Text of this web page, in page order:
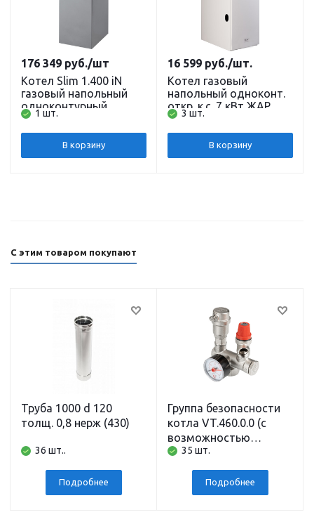
Котел Slim 1.400 iN
газовый напольный
одноконтурный
открытая камера
сгорания без
стабилизатора тяги 40
кВт Baxi
1 шт.
176 349 руб./шт
В корзину
Котел газовый
напольный одноконт.
откр. к.с. 7 кВт ЖАР
compact КОВ-7 СВПС
(TGV) Сигнал
3 шт.
16 599 руб./шт.
В корзину
С этим товаром покупают
Труба 1000 d 120
толщ. 0,8 нерж (430)
36 шт..
Подробнее
Группа безопасности
котла VT.460.0.0 (с
возможностью
установки
3/4) VALTEC
35 шт.
Подробнее